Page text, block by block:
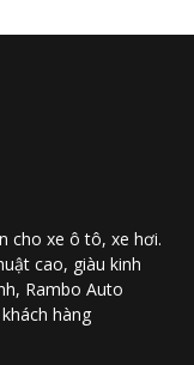
cho xe ô tô, xe hơi.
cao, giàu kinh
Rambo Auto
hàng